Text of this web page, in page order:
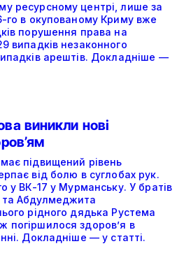
ресурсному центрі, лише за
го в окупованому Криму вже
порушення права на
випадків незаконного
арештів. Докладніше —
виникли нові
підвищений рівень
від болю в суглобах рук.
у ВК-17 у Мурманську. У братів
Абдулмеджита
рідного дядька Рустема
погіршилося здоров’я в
Докладніше — у статті.